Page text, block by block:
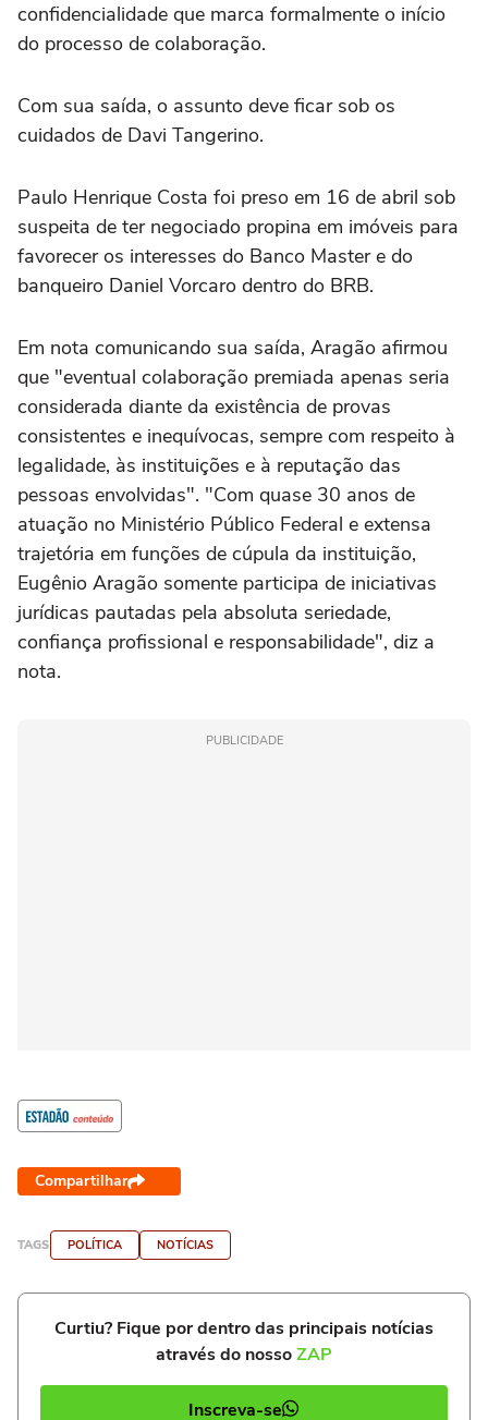
confidencialidade que marca formalmente o início
do processo de colaboração.
Com sua saída, o assunto deve ficar sob os
cuidados de Davi Tangerino.
Paulo Henrique Costa foi preso em 16 de abril sob
suspeita de ter negociado propina em imóveis para
favorecer os interesses do Banco Master e do
banqueiro Daniel Vorcaro dentro do BRB.
Em nota comunicando sua saída, Aragão afirmou
que "eventual colaboração premiada apenas seria
considerada diante da existência de provas
consistentes e inequívocas, sempre com respeito à
legalidade, às instituições e à reputação das
pessoas envolvidas". "Com quase 30 anos de
atuação no Ministério Público Federal e extensa
trajetória em funções de cúpula da instituição,
Eugênio Aragão somente participa de iniciativas
jurídicas pautadas pela absoluta seriedade,
confiança profissional e responsabilidade", diz a
nota.
PUBLICIDADE
Compartilhar
TAGS POLÍTICA NOTÍCIAS
Curtiu? Fique por dentro das principais notícias
através do nossoZAP
Inscreva-se